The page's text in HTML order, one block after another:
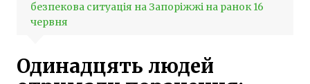
безпекова ситуація на Запоріжжі на ранок 16
червня
Одинадцять людей